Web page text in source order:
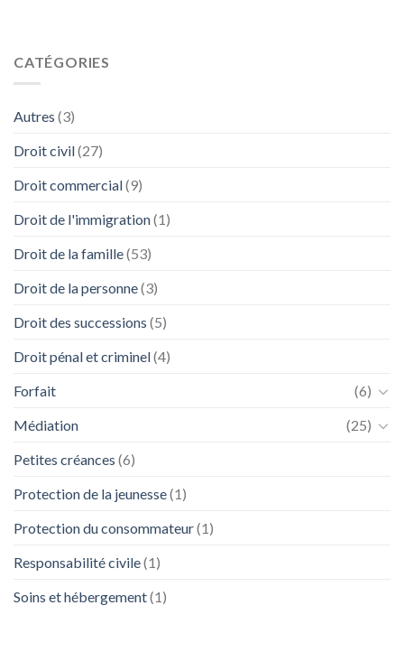
CATÉGORIES
Autres (3)
Droit civil(27)
Droit commercial(9)
Droit de l'immigration(1)
Droit de la famille(53)
Droit de la personne(3)
Droit des successions (5)
Droit pénal et criminel(4)
Forfait
(6)
Médiation
(25)
Petites créances (6)
Protection de la jeunesse(1)
Protection du consommateur(1)
Responsabilité civile(1)
Soins et hébergement(1)